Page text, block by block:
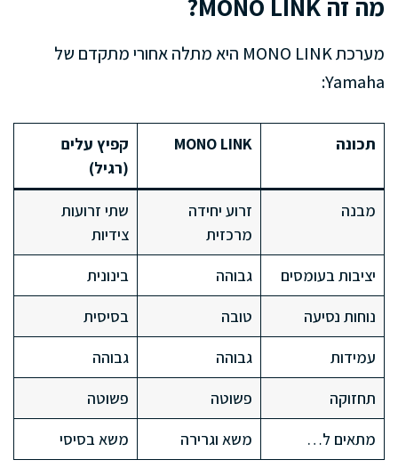
מערכת MONO LINK היא מתלה אחורי מתקדם של
Yamaha:
תכונה MONO LINK
קפיץ עלים
(רגיל)
מבנה
זרוע יחידה
מרכזית
שתי זרועות
צידיות
יציבות בעומסים
גבוהה
בינונית
נוחות נסיעה
טובה
בסיסית
עמידות
גבוהה
גבוהה
תחזוקה
פשוטה
פשוטה
מתאים ל…
משא וגרירה משא בסיסי